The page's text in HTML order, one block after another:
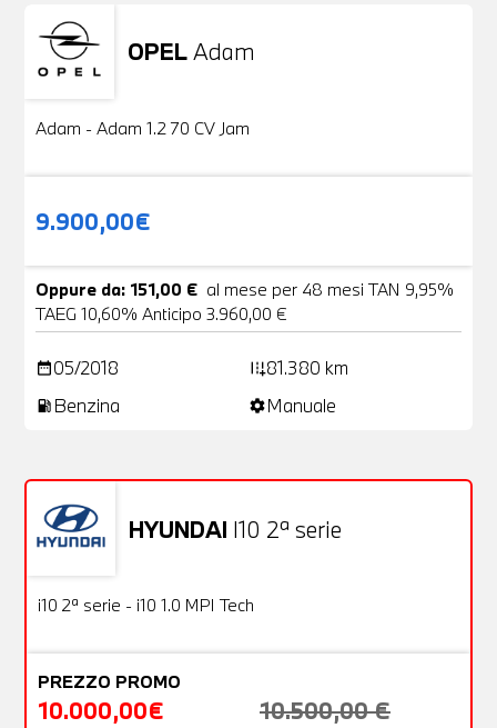
OPELAdam
Usato
Adam - Adam 1.2 70 CV Jam
9.900,00€
Oppure da: 151,00 € al mese per 48 mesi TAN 9,95%
TAEG 10,60% Anticipo 3.960,00 €
date_range05/2018 add_road81.380 km
local_gas_station Benzina settingsManuale
HYUNDAI I10 2ª serie
OFFERTA
Usato
i10 2ª serie - i10 1.0 MPI Tech
PREZZO PROMO
10.000,00€ 10.500,00 €